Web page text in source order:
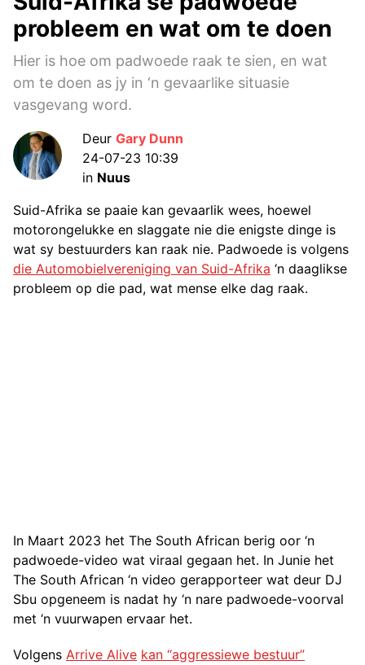
probleem en wat om te doen
Hier is hoe om padwoede raak te sien, en wat
om te doen as jy in ‘n gevaarlike situasie
vasgevang word.
Deur Gary Dunn
24-07-23 10:39
in Nuus
Suid-Afrika se paaie kan gevaarlik wees, hoewel
motorongelukke en slaggate nie die enigste dinge is
wat sy bestuurders kan raak nie. Padwoede is volgens
die Automobielvereniging van Suid-Afrika ‘n daaglikse
probleem op die pad, wat mense elke dag raak.
In Maart 2023 het The South African berig oor ‘n
padwoede-video wat viraal gegaan het. In Junie het
The South African ‘n video gerapporteer wat deur DJ
Sbu opgeneem is nadat hy ‘n nare padwoede-voorval
met ‘n vuurwapen ervaar het.
Volgens Arrive Alive kan “aggressiewe bestuur”